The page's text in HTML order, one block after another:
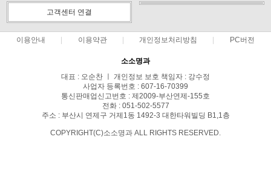
고객센터 연결
이용안내 이용약관 개인정보처리방침 PC버전
소소명과
대표 : 오순찬 ㅣ 개인정보 보호 책임자 : 강수정
사업자 등록번호 : 607-16-70399
통신판매업신고번호 : 제2009-부산연제-155호
전화 : 051-502-5577
주소 : 부산시 연제구 거제1동 1492-3 대한타워빌딩 B1,1층
COPYRIGHT(C)소소명과 ALL RIGHTS RESERVED.